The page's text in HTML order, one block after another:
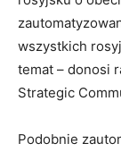
wszystkich
temat – donosi
Strategic
Podobnie